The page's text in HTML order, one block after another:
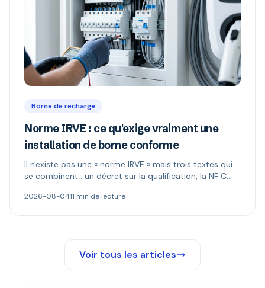
Borne de recharge
Norme IRVE : ce qu'exige vraiment une
installation de borne conforme
Il n'existe pas une « norme IRVE » mais trois textes qui
se combinent : un décret sur la qualification, la NF C
borne. Ce qui est réellement obligatoire, et quand le
2026-08-0411 min de lecture
Voir tous les articles